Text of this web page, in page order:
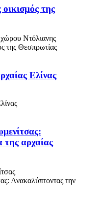
της
της Θεσπρωτίας
Ελίνας
της αρχαίας
Ανακαλύπτοντας την